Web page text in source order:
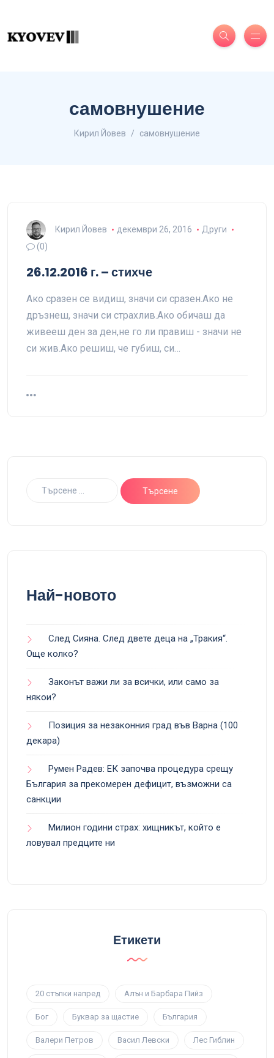
самовнушение
Кирил Йовев самовнушение
Кирил Йовев декември 26, 2016
Други
(0)
26.12.2016 г. – стихче
Ако сразен се видиш, значи си сразен.Ако не
дръзнеш, значи си страхлив.Ако обичаш да
живееш ден за ден,не го ли правиш - значи не
си жив.Ако решиш, че губиш, си…
Най-новото
След Сияна. След двете деца на „Тракия“.
Още колко?
Законът важи ли за всички, или само за
някои?
Позиция за незаконния град във Варна (100
декара)
Румен Радев: ЕК започва процедура срещу
България за прекомерен дефицит, възможни са
санкции
Милион години страх: хищникът, който е
ловувал предците ни
Етикети
20 стъпки напред Алън и Барбара Пийз
Бог Буквар за щастие България
Валери Петров Васил Левски Лес Гиблин